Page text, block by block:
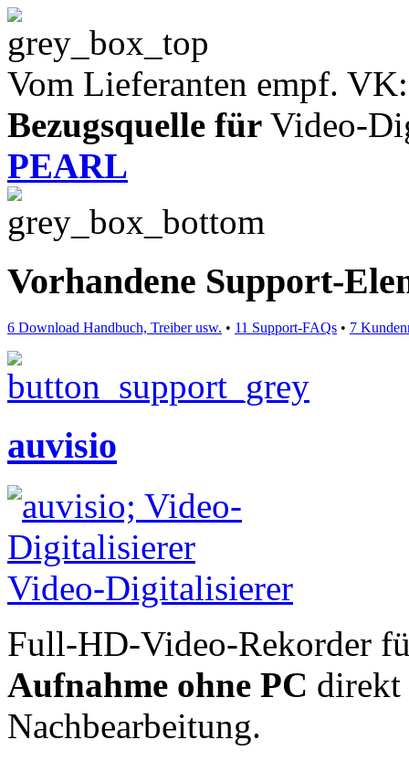
Vom Lieferanten empf.
Bezugsquelle für Video-
PEARL
Vorhandene Support-
6 Download Handbuch, Treiber usw. • 11 Support-FAQs • 7
auvisio
Full-HD-Video-Rekorder
Aufnahme ohne PC direkt
Nachbearbeitung.